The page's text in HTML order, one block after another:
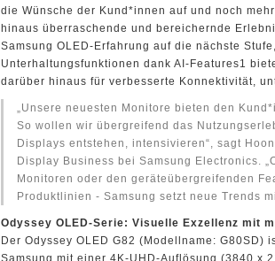
die Wünsche der Kund*innen auf und noch
hinaus überraschende und bereichernde
Samsung OLED-Erfahrung auf die nächste
Unterhaltungsfunktionen dank AI-Features1
darüber hinaus für verbesserte Konnektivität,
„Unsere neuesten Monitore bieten den
So wollen wir übergreifend das
Displays entstehen, intensivieren“, sagt
Display Business bei Samsung Electronics.
Monitoren oder den geräteübergreifenden
Produktlinien - Samsung setzt neue Trends
Odyssey OLED-Serie: Visuelle Exzellenz mit
Der Odyssey OLED G82 (Modellname:
Samsung mit einer 4K-UHD-Auflösung (3840 x